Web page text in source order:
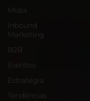
Mídia
Inbound
Marketing
B2B
Eventos
Estratégia
Tendências